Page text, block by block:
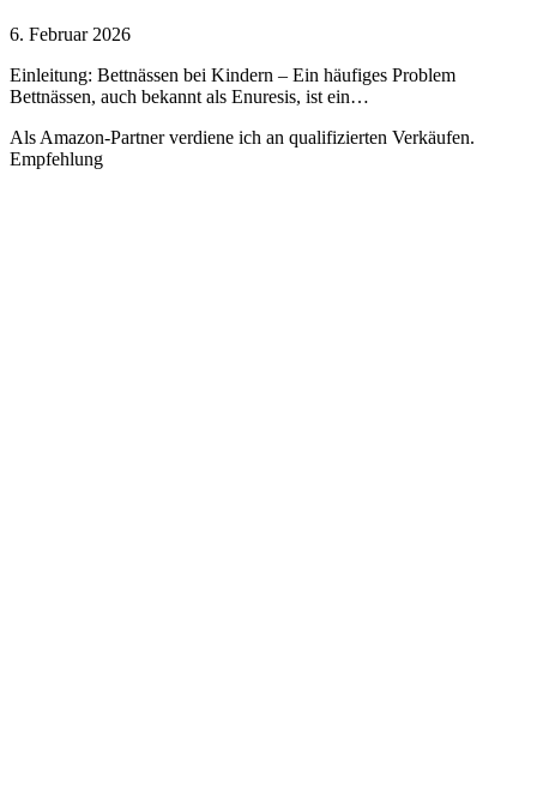
6. Februar 2026
Einleitung: Bettnässen bei Kindern – Ein häufiges Problem
Bettnässen, auch bekannt als Enuresis, ist ein…
Als Amazon-Partner verdiene ich an qualifizierten Verkäufen.
Empfehlung